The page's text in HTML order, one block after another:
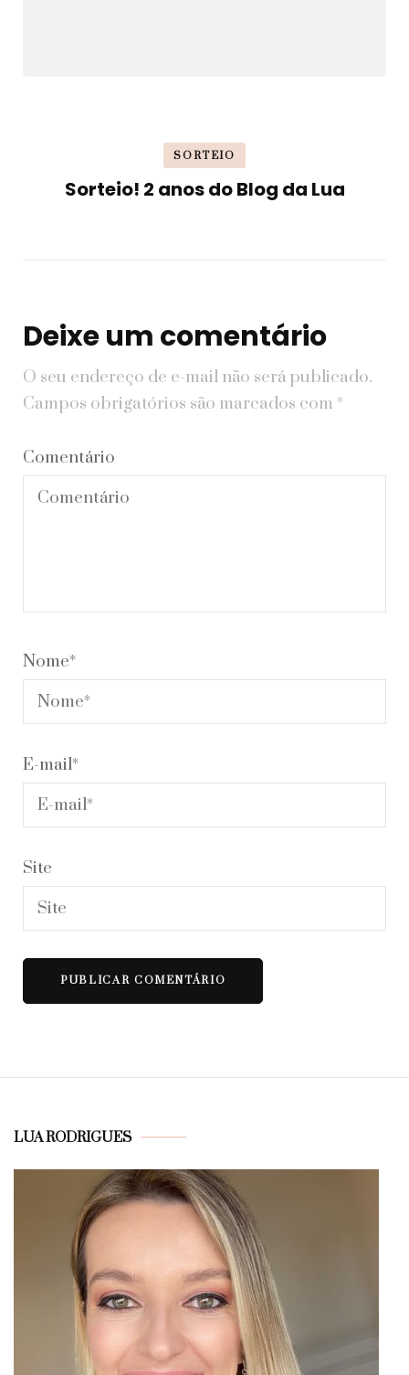
SORTEIO
Sorteio! 2 anos do Blog da Lua
Deixe um comentário
O seu endereço de e-mail não será publicado.
Campos obrigatórios são marcados com *
Comentário
Nome*
E-mail*
Site
LUA RODRIGUES